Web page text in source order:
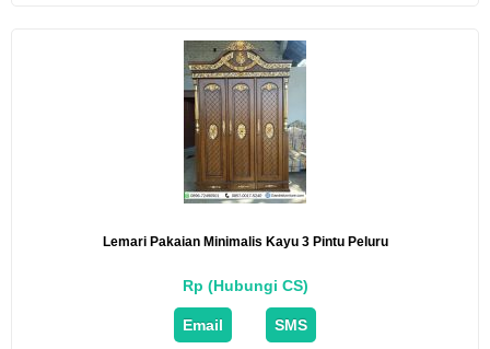
Lemari Pakaian Minimalis Kayu 3 Pintu Peluru
Rp (Hubungi CS)
Email SMS